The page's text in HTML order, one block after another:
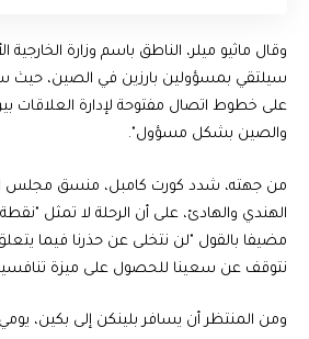
وقال ماثيو ميلر، الناطق باسم وزارة الخارجية
سيلتقي بمسؤولين بارزين في الصين، حيث
على خطوط اتصال مفتوحة لإدارة العلاقات
والصين بشكل مسؤول".
من جهته، شدد كورت كامبل، منسق مجلس
الهندي والهادئ، على أن الرحلة لا تمثل
مضيفا بالقول "لن نتخلى عن حذرنا فيما
نتوقف عن سعينا للحصول على ميزة